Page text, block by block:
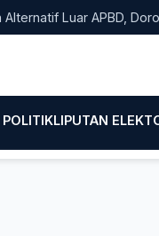
Luar APBD, Dorong
POLITIKLIPUTAN